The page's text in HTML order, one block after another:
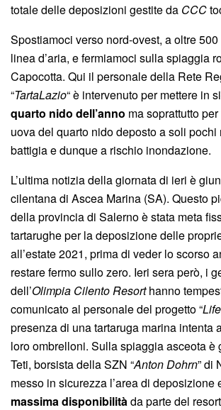
totale delle deposizioni gestite da CCC
Spostiamoci verso nord-ovest, a oltre
linea d’aria, e fermiamoci sulla spiaggia
Capocotta. Qui il personale della Rete
“TartaLazio“ è intervenuto per mettere in
quarto nido dell’anno ma soprattutto
uova del quarto nido deposto a soli pochi
battigia e dunque a rischio inondazione.
L’ultima notizia della giornata di ieri è
cilentana di Ascea Marina (SA). Questo
della provincia di Salerno è stata meta
tartarughe per la deposizione delle
all’estate 2021, prima di veder lo scorso
restare fermo sullo zero. Ieri sera però, i
dell’Olimpia Cilento Resorthanno
comunicato al personale del progetto “
presenza di una tartaruga marina intenta
loro ombrelloni. Sulla spiaggia asceota è
Teti, borsista della SZN “Anton Dohrn” di
messo in sicurezza l’area di deposizione
massima disponibilitàda parte del